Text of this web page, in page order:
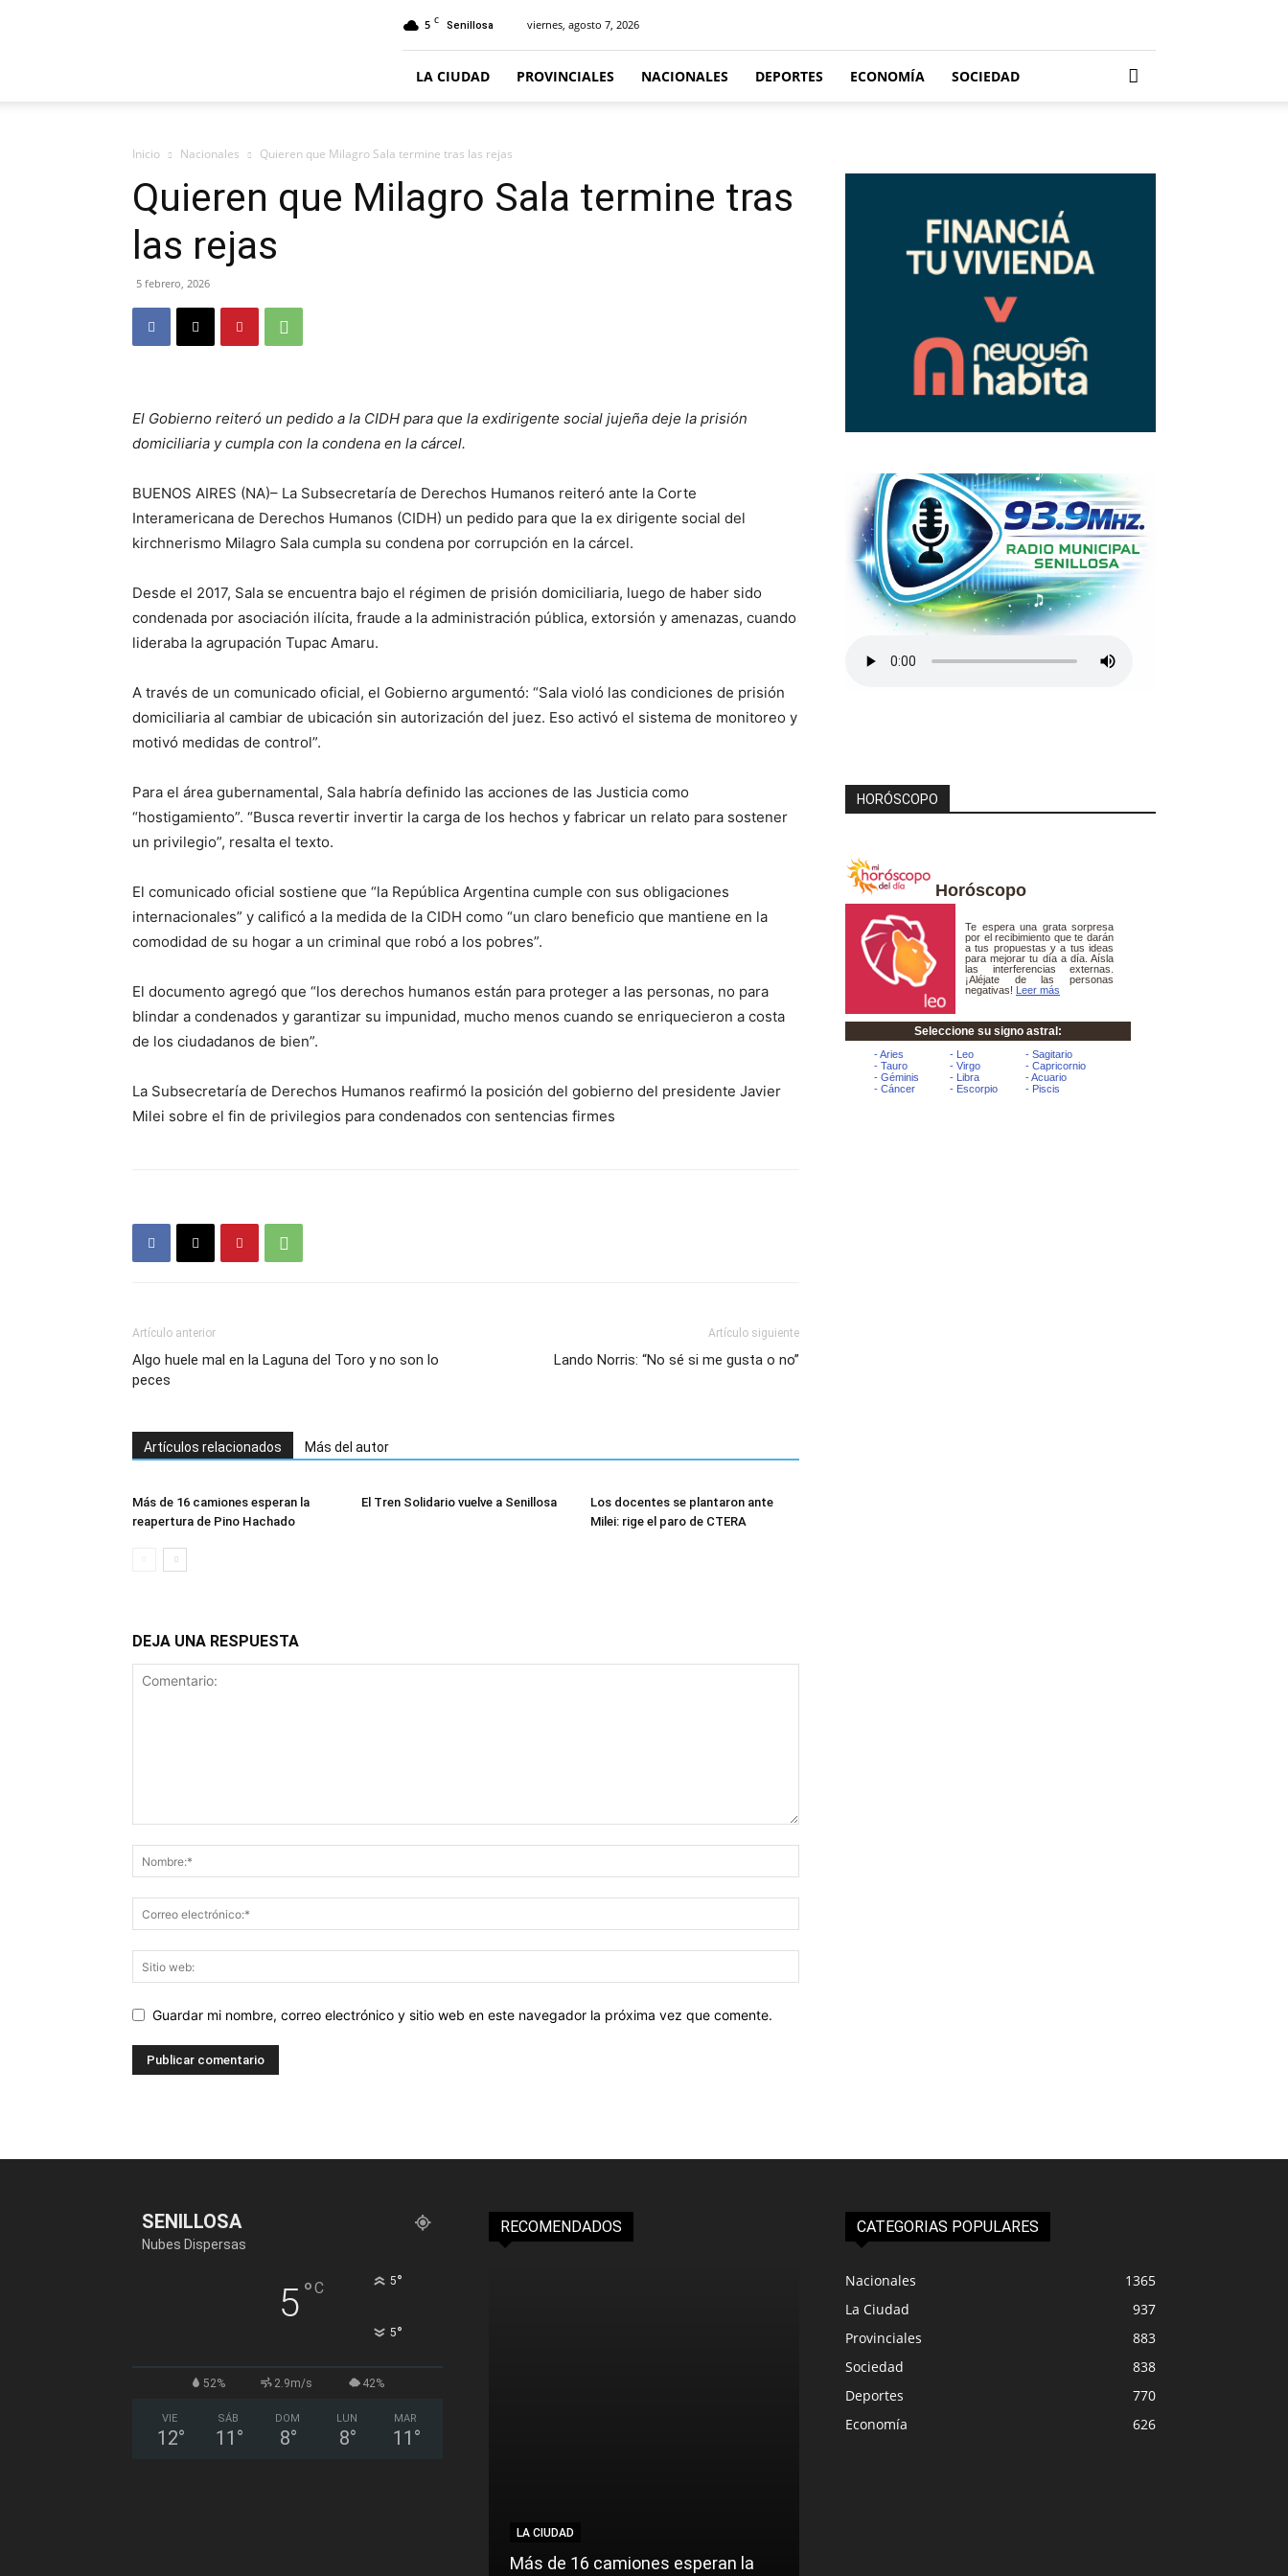
5 C Senillosa viernes, agosto 7, 2026
LA CIUDAD PROVINCIALES NACIONALES DEPORTES ECONOMÍA SOCIEDAD
Inicio Nacionales Quieren que Milagro Sala termine tras las rejas
Quieren que Milagro Sala termine tras
las rejas
5 febrero, 2026
El Gobierno reiteró un pedido a la CIDH para que la exdirigente social jujeña deje la prisión
domiciliaria y cumpla con la condena en la cárcel.
BUENOS AIRES (NA)– La Subsecretaría de Derechos Humanos reiteró ante la Corte
Interamericana de Derechos Humanos (CIDH) un pedido para que la ex dirigente social del
kirchnerismo Milagro Sala cumpla su condena por corrupción en la cárcel.
Desde el 2017, Sala se encuentra bajo el régimen de prisión domiciliaria, luego de haber sido
condenada por asociación ilícita, fraude a la administración pública, extorsión y amenazas, cuando
lideraba la agrupación Tupac Amaru.
A través de un comunicado oficial, el Gobierno argumentó: “Sala violó las condiciones de prisión
domiciliaria al cambiar de ubicación sin autorización del juez. Eso activó el sistema de monitoreo y
motivó medidas de control”.
Para el área gubernamental, Sala habría definido las acciones de las Justicia como
“hostigamiento”. “Busca revertir invertir la carga de los hechos y fabricar un relato para sostener
un privilegio”, resalta el texto.
El comunicado oficial sostiene que “la República Argentina cumple con sus obligaciones
internacionales” y calificó a la medida de la CIDH como “un claro beneficio que mantiene en la
comodidad de su hogar a un criminal que robó a los pobres”.
El documento agregó que “los derechos humanos están para proteger a las personas, no para
blindar a condenados y garantizar su impunidad, mucho menos cuando se enriquecieron a costa
de los ciudadanos de bien”.
La Subsecretaría de Derechos Humanos reafirmó la posición del gobierno del presidente Javier
Milei sobre el fin de privilegios para condenados con sentencias firmes
Artículo anterior
Algo huele mal en la Laguna del Toro y no son lo
peces
Artículo siguiente
Lando Norris: “No sé si me gusta o no”
Artículos relacionados Más del autor
Más de 16 camiones esperan la
reapertura de Pino Hachado
El Tren Solidario vuelve a Senillosa
Los docentes se plantaron ante
Milei: rige el paro de CTERA
DEJA UNA RESPUESTA
Guardar mi nombre, correo electrónico y sitio web en este navegador la próxima vez que comente.
HORÓSCOPO
Horóscopo
SENILLOSA
Nubes Dispersas
5°C 5°
5°
52% 2.9m/s 42%
VIE
12°
SÁB
11 °
DOM
8°
LUN
8°
MAR
11 °
RECOMENDADOS
LA CIUDAD
Más de 16 camiones esperan la
CATEGORIAS POPULARES
Nacionales
1365
La Ciudad
937
Provinciales
883
Sociedad
838
Deportes
770
Economía
626